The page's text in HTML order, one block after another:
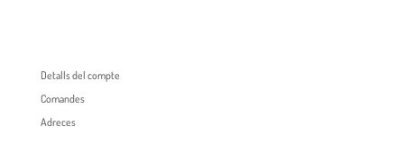
Detalls del compte
Comandes
Adreces